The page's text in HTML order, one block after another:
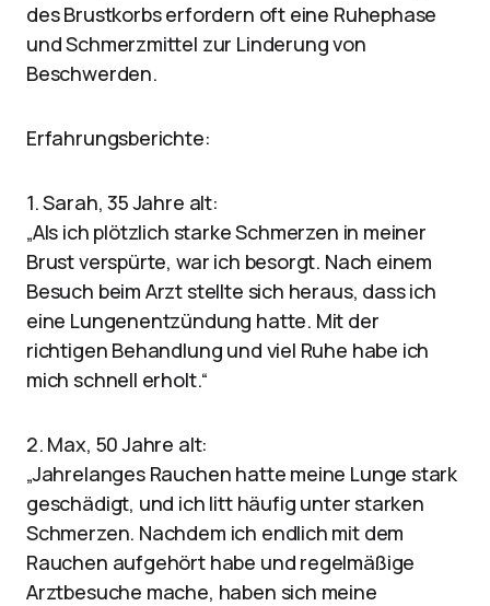
des Brustkorbs erfordern oft eine Ruhephase
und Schmerzmittel zur Linderung von
Beschwerden.
Erfahrungsberichte:
1. Sarah, 35 Jahre alt:
„Als ich plötzlich starke Schmerzen in meiner
Brust verspürte, war ich besorgt. Nach einem
Besuch beim Arzt stellte sich heraus, dass ich
eine Lungenentzündung hatte. Mit der
richtigen Behandlung und viel Ruhe habe ich
mich schnell erholt.“
2. Max, 50 Jahre alt:
„Jahrelanges Rauchen hatte meine Lunge stark
geschädigt, und ich litt häufig unter starken
Schmerzen. Nachdem ich endlich mit dem
Rauchen aufgehört habe und regelmäßige
Arztbesuche mache, haben sich meine